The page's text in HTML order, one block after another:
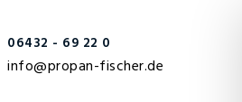
06432 - 69 22 0
info@propan-fischer.de